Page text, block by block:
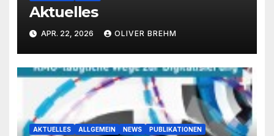
Aktuelles
APR. 22, 2026 OLIVER BREHM
AKTUELLES ALLGEMEIN NEWS PUBLIKATIONEN